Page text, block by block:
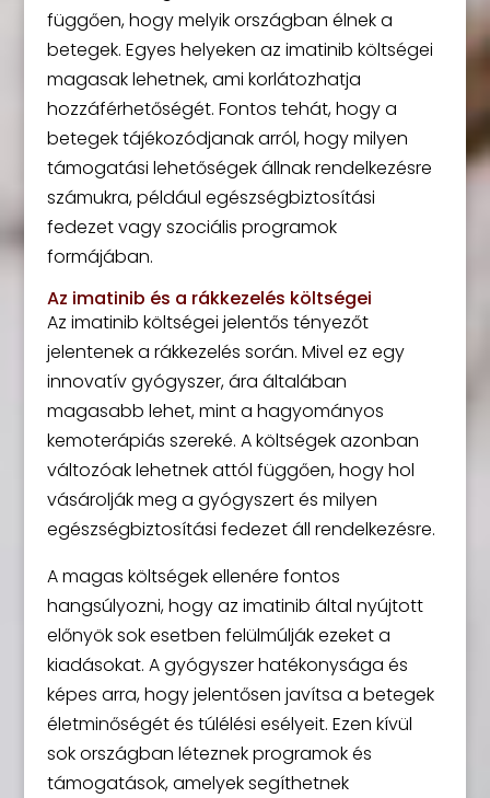
függően, hogy melyik országban élnek a
betegek. Egyes helyeken az imatinib költségei
magasak lehetnek, ami korlátozhatja
hozzáférhetőségét. Fontos tehát, hogy a
betegek tájékozódjanak arról, hogy milyen
támogatási lehetőségek állnak rendelkezésre
számukra, például egészségbiztosítási
fedezet vagy szociális programok
formájában.
Az imatinib és a rákkezelés költségei
Az imatinib költségei jelentős tényezőt
jelentenek a rákkezelés során. Mivel ez egy
innovatív gyógyszer, ára általában
magasabb lehet, mint a hagyományos
kemoterápiás szereké. A költségek azonban
változóak lehetnek attól függően, hogy hol
vásárolják meg a gyógyszert és milyen
egészségbiztosítási fedezet áll rendelkezésre.
A magas költségek ellenére fontos
hangsúlyozni, hogy az imatinib által nyújtott
előnyök sok esetben felülmúlják ezeket a
kiadásokat. A gyógyszer hatékonysága és
képes arra, hogy jelentősen javítsa a betegek
életminőségét és túlélési esélyeit. Ezen kívül
sok országban léteznek programok és
támogatások, amelyek segíthetnek